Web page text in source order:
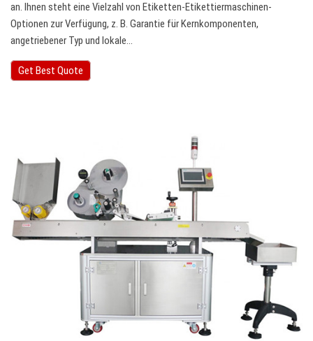
an. Ihnen steht eine Vielzahl von Etiketten-Etikettiermaschinen-
Optionen zur Verfügung, z. B. Garantie für Kernkomponenten,
angetriebener Typ und lokale…
Get Best Quote